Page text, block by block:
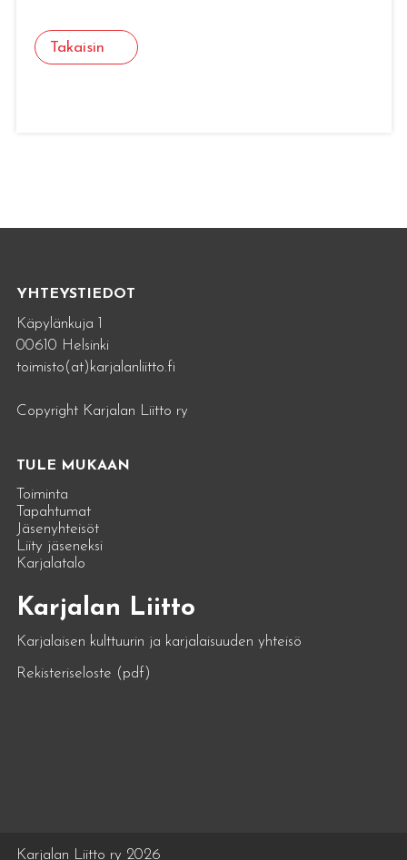
Takaisin
YHTEYSTIEDOT
Käpylänkuja 1
00610 Helsinki
toimisto(at)karjalanliitto.fi
Copyright Karjalan Liitto ry
TULE MUKAAN
Toiminta
Tapahtumat
Jäsenyhteisöt
Liity jäseneksi
Karjalatalo
Karjalan Liitto
Karjalaisen kulttuurin ja karjalaisuuden yhteisö
Rekisteriseloste (pdf)
Karjalan Liitto ry 2026